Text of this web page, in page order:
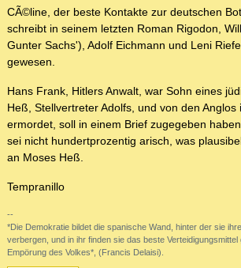
CÃ©line, der beste Kontakte zur deutschen
schreibt in seinem letzten Roman Rigodon,
Gunter Sachs'), Adolf Eichmann und Leni
gewesen.
Hans Frank, Hitlers Anwalt, war Sohn eines
Heß, Stellvertreter Adolfs, und von den Anglos
ermordet, soll in einem Brief zugegeben
sei nicht hundertprozentig arisch, was
an Moses Heß.
Tempranillo
--
*Die Demokratie bildet die spanische Wand, hinter der sie
verbergen, und in ihr finden sie das beste Verteidigungsmittel
Empörung des Volkes*, (Francis Delaisi).